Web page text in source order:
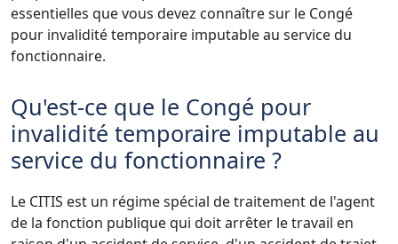
essentielles que vous devez connaître sur le Congé
pour invalidité temporaire imputable au service du
fonctionnaire.
Qu'est-ce que le Congé pour
invalidité temporaire imputable au
service du fonctionnaire ?
Le CITIS est un régime spécial de traitement de l'agent
de la fonction publique qui doit arrêter le travail en